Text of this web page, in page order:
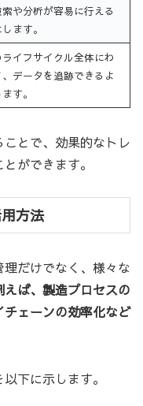
索や分析が容易に行える
ます。
イフサイクル全体にわ
データを追跡できるよ
す。
とで、効果的なトレ
ができます。
方法
だけでなく、様々な
えば、製造プロセスの
ェーンの効率化など
下に示します。